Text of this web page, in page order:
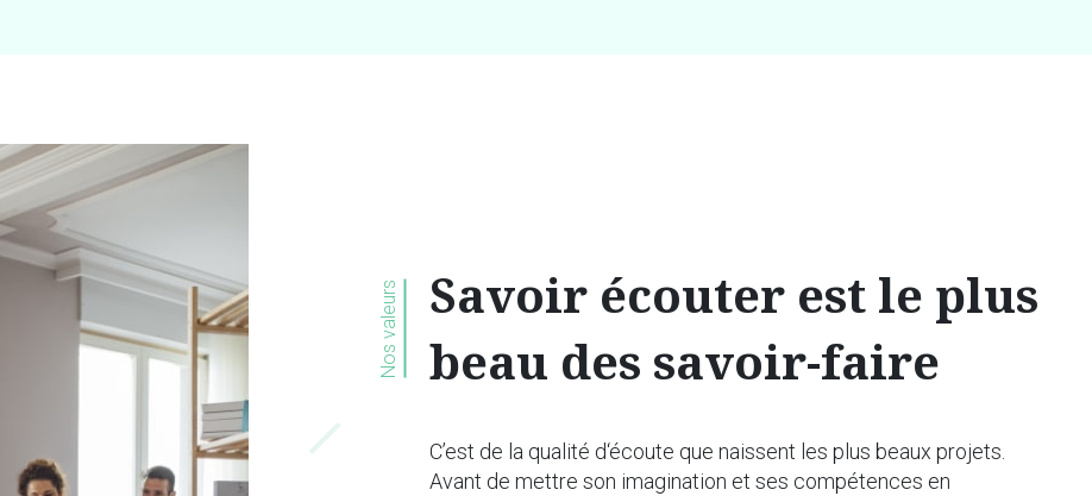
Nos valeurs Savoir écouter est le plus
beau des savoir-faire
C’est de la qualité d‘écoute que naissent les plus beaux projets.
Avant de mettre son imagination et ses compétences en